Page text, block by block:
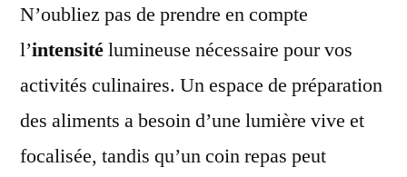
N’oubliez pas de prendre en compte
l’intensitélumineuse nécessaire pour vos
activités culinaires. Un espace de préparation
des aliments a besoin d’une lumière vive et
focalisée, tandis qu’un coin repas peut